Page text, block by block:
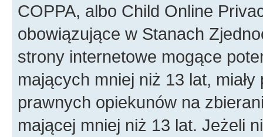
COPPA, albo Child Online
obowiązujące w Stanach
strony internetowe mogące
mających mniej niż 13 lat,
prawnych opiekunów na
mającej mniej niż 13 lat. Jeżeli